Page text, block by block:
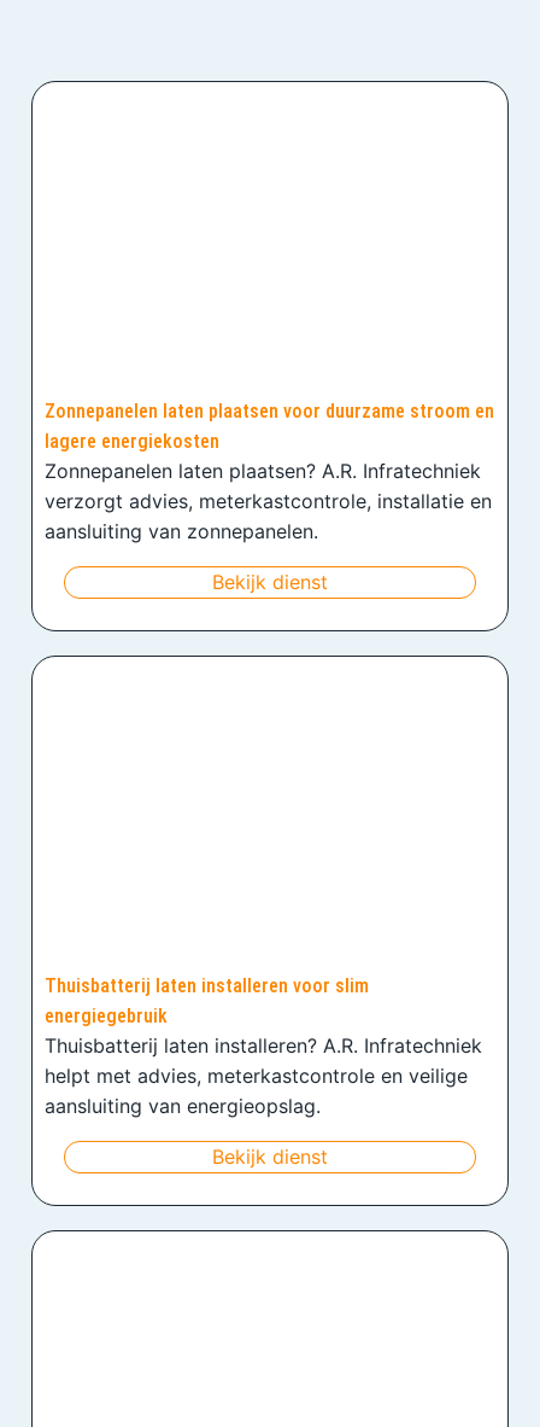
Zonnepanelen laten plaatsen voor duurzame stroom en
lagere energiekosten
Zonnepanelen laten plaatsen? A.R. Infratechniek
verzorgt advies, meterkastcontrole, installatie en
aansluiting van zonnepanelen.
Bekijk dienst
Thuisbatterij laten installeren voor slim
energiegebruik
Thuisbatterij laten installeren? A.R. Infratechniek
helpt met advies, meterkastcontrole en veilige
aansluiting van energieopslag.
Bekijk dienst